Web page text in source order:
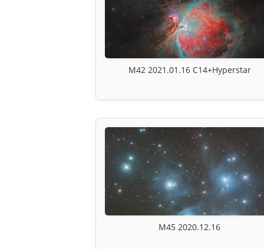
M42 2021.01.16 C14+Hyperstar
M45 2020.12.16